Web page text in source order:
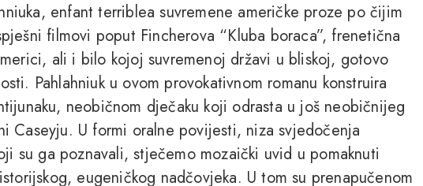
enfant terriblea suvremene američke proze po čijim
filmovi poput Fincherova “Kluba boraca”, frenetična
ali i bilo kojoj suvremenoj državi u bliskoj, gotovo
Pahlahniuk u ovom provokativnom romanu konstruira
neobičnom dječaku koji odrasta u još neobičnijeg
Caseyju. U formi oralne povijesti, niza svjedočenja
su ga poznavali, stječemo mozaički uvid u pomaknuti
eugeničkog nadčovjeka. U tom su prenapučenom